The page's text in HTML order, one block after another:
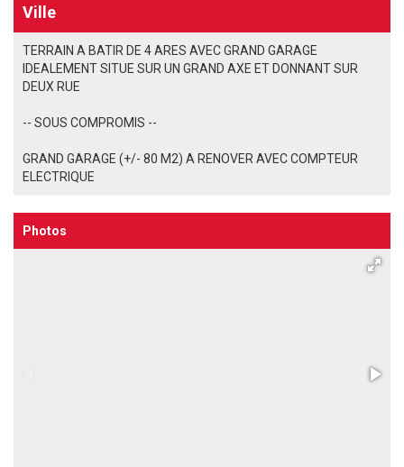
Ville
TERRAIN A BATIR DE 4 ARES AVEC GRAND GARAGE
IDEALEMENT SITUE SUR UN GRAND AXE ET DONNANT SUR
DEUX RUE
-- SOUS COMPROMIS --
GRAND GARAGE (+/- 80 M2) A RENOVER AVEC COMPTEUR
ELECTRIQUE
Photos